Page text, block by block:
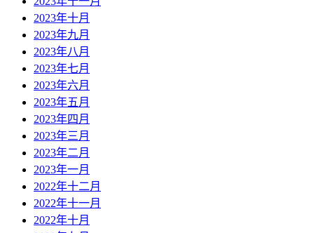
2023年十月
2023年九月
2023年八月
2023年七月
2023年六月
2023年五月
2023年四月
2023年三月
2023年二月
2023年一月
2022年十二月
2022年十一月
2022年十月